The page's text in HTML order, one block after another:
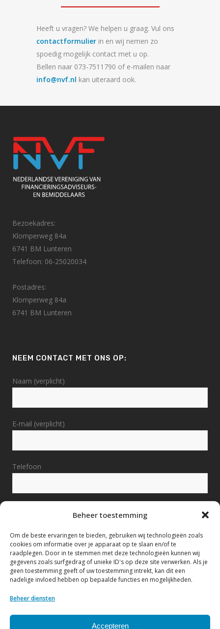
Beheer toestemming
Om de beste ervaringen te bieden, gebruiken wij technologieën zoals
cookies om informatie over je apparaat op te slaan en/of te
raadplegen. Door in te stemmen met deze technologieën kunnen wij
gegevens zoals surfgedrag of unieke ID's op deze site verwerken. Als je
geen toestemming geeft of uw toestemming intrekt, kan dit een
nadelige invloed hebben op bepaalde functies en mogelijkheden.
Beheer diensten
Accepteren
Heeft u vragen? We helpen u graag. Vul ons
contactformulier in en wij nemen zo
spoedig mogelijk contact met u op.
Bellen naar 073-7511790 of e-mailen naar
info@nvf.nl kan uiteraard ook.
Bezoekadres:
Klomperweg 84a
6741 BM Lunteren
Telefoon: 06-25020034
Postadres:
Klomperweg 84a
6741 BM Lunteren
NEEM CONTACT MET ONS OP:
Naam (verplicht)
E-mail (verplicht)
Telefoon
Ik geef hierbij toestemming om mijn gegevens te
verwerken conform het Privacy statement.